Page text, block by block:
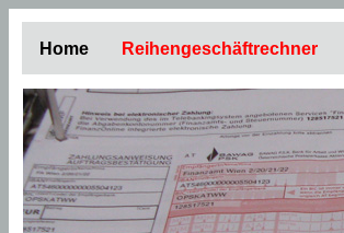
Home Reihengeschäftrechner